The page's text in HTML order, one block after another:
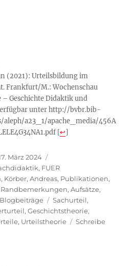
(2021): Urteilsbildung im
Frankfurt/M.: Wochenschau
– Geschichte Didaktik und
unter http://bvbr.bib-
aleph/a23_1/apache_media/456A
[↩]
März 2024
, FUER
, Körber, Andreas, Publikationen,
,Aufsätze,
Blogbeiträge Schlagwörter
Sachurteil,
,Geschichtstheorie,
, Urteilstheorie
Schreibe